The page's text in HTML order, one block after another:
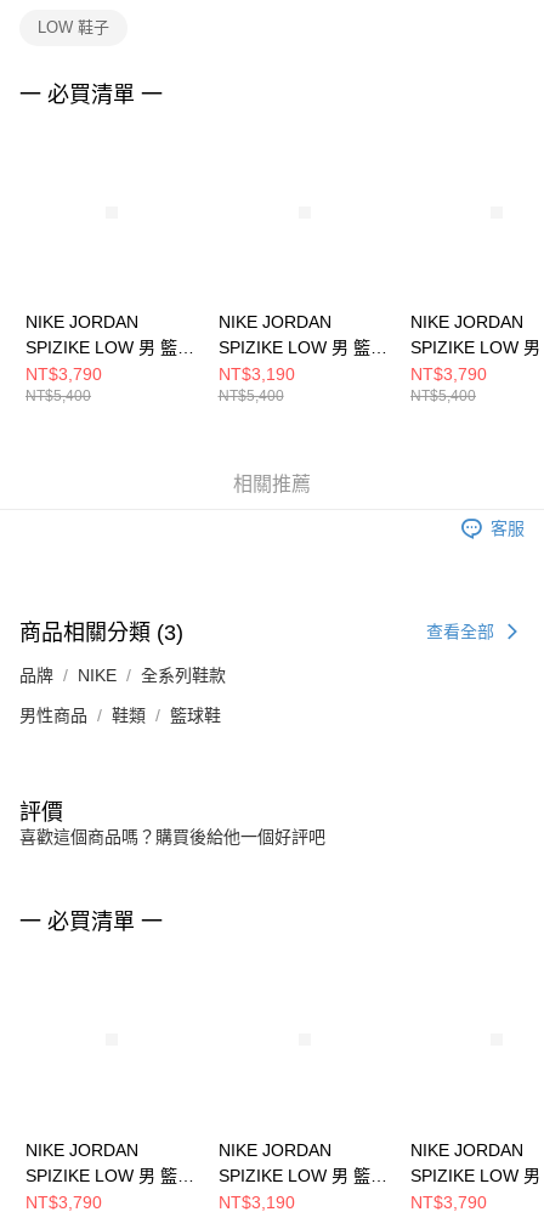
３．未成年的使用者請事先徵得法定代理人或監護人之同意方可使用
４．使用「AFTEE先享後付」時，將依據個別帳號之用戶狀況，依本公司即
LOW 鞋子
一 必買清單 一
NIKE JORDAN
SPIZIKE LOW 男 籃球
鞋 FQ1759116
NT$3,790
NT$5,400
NIKE JORDAN
SPIZIKE LOW 男 籃球
鞋 HV6528100
NT$3,190
NT$5,400
NIKE JORDAN
SPIZIKE LOW
鞋 FQ1759110
NT$3,790
NT$5,400
相關推薦
客服
商品相關分類 (3) 查看全部
品牌 NIKE 全系列鞋款
男性商品 鞋類 籃球鞋
評價
喜歡這個商品嗎？購買後給他一個好評吧
一 必買清單 一
NIKE JORDAN
SPIZIKE LOW 男 籃球
鞋 FQ1759116
NT$3,790
NIKE JORDAN
SPIZIKE LOW 男 籃球
鞋 HV6528100
NT$3,190
NIKE JORDAN
SPIZIKE LOW
鞋 FQ1759110
NT$3,790